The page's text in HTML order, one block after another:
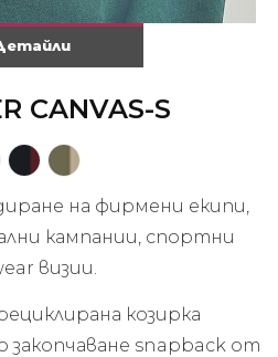
CANVAS-S
козирка
закопчаване snapback от
на фирмени екипи,
кампании, спортни
визии.